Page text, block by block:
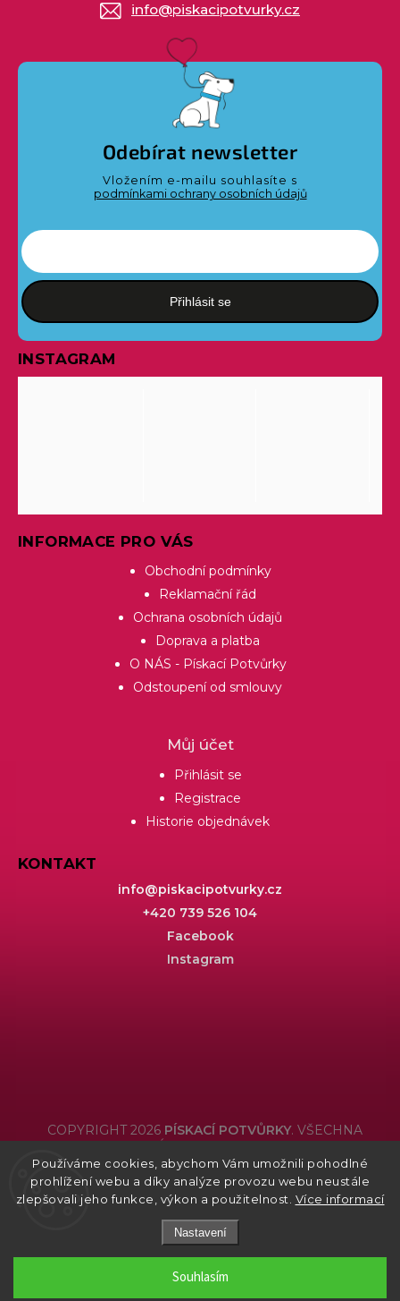
Používáme cookies, abychom Vám umožnili pohodlné
prohlížení webu a díky analýze provozu webu neustále
zlepšovali jeho funkce, výkon a použitelnost. Více informací
Nastavení
Souhlasím
info@piskacipotvurky.cz
Odebírat newsletter
Vložením e-mailu souhlasíte s
podmínkami ochrany osobních údajů
Přihlásit se
INSTAGRAM
INFORMACE PRO VÁS
Obchodní podmínky
Reklamační řád
Ochrana osobních údajů
Doprava a platba
O NÁS - Pískací Potvůrky
Odstoupení od smlouvy
Můj účet
Přihlásit se
Registrace
Historie objednávek
KONTAKT
info@piskacipotvurky.cz
+420 739 526 104
Facebook
Instagram
COPYRIGHT 2026 PÍSKACÍ POTVŮRKY. VŠECHNA
PRÁVA VYHRAZENA.
Grafický návrh vytvořil a nakódoval Shoptak.cz